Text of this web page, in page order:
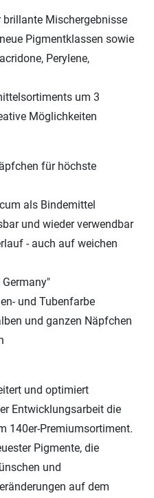
Mischergebnisse
Pigmentklassen sowie
Perylene,
um 3
Möglichkeiten
für höchste
als Bindemittel
und wieder verwendbar
- auch auf weichen
und Tubenfarbe
und ganzen Näpfchen
und optimiert
Entwicklungsarbeit die
140er-Premiumsortiment.
Pigmente, die
und
auf dem